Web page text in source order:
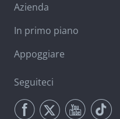
Azienda
In primo piano
Appoggiare
Seguiteci